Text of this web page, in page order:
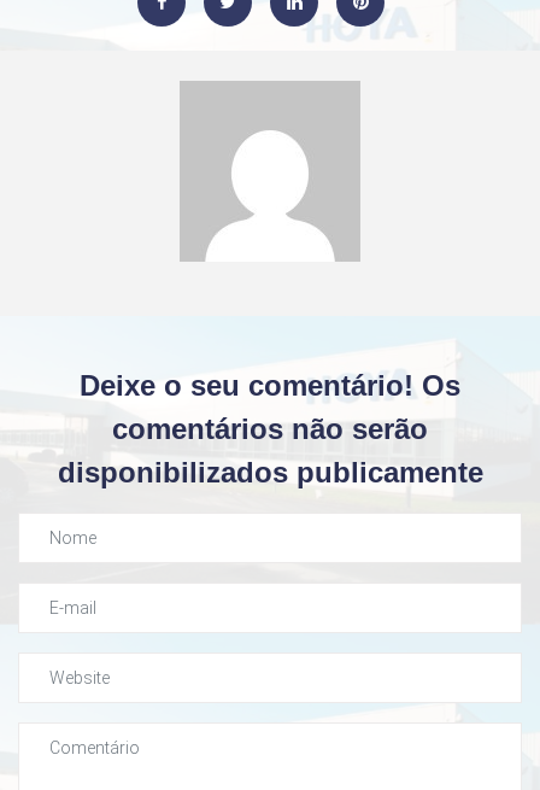
Deixe o seu comentário! Os
comentários não serão
disponibilizados publicamente